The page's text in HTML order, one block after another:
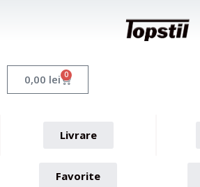
0,00 lei 0 Cart
Livrare
Favorite